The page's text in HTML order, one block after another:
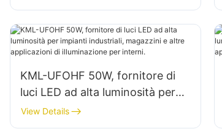
magazzini.
KML-UFOHF 50W, fornitore di
luci LED ad alta luminosità per
impianti industriali, magazzini e
altre applicazioni di illuminazione
View Details